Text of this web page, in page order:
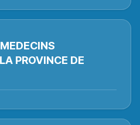
PROVINCE DE